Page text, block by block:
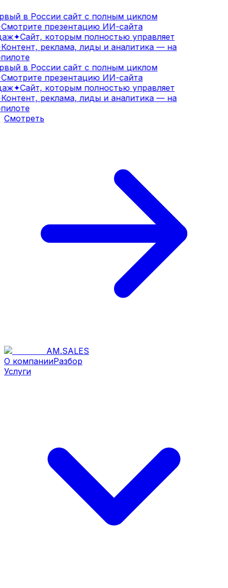
в России сайт с полным циклом
презентацию ИИ-сайта
✦Сайт, которым полностью управляет
реклама, лиды и аналитика — на
в России сайт с полным циклом
презентацию ИИ-сайта
✦Сайт, которым полностью управляет
реклама, лиды и аналитика — на
Смотреть
AM.SALES
О компанииРазбор
Услуги